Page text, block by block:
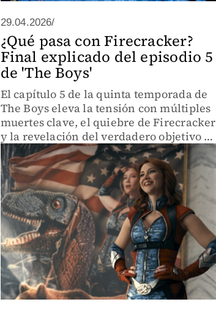
29.04.2026/
¿Qué pasa con Firecracker?
Final explicado del episodio 5
de 'The Boys'
El capítulo 5 de la quinta temporada de
The Boys eleva la tensión con múltiples
muertes clave, el quiebre de Firecracker
y la revelación del verdadero objetivo de
Sister Sage.